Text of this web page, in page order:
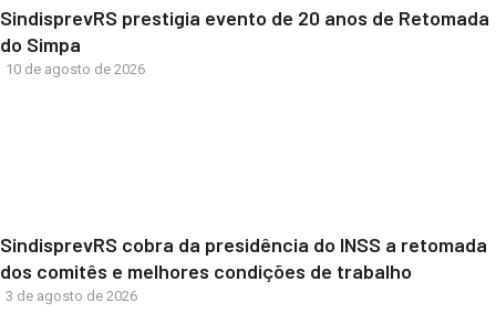
SindisprevRS prestigia evento de 20 anos de Retomada
do Simpa
10 de agosto de 2026
SindisprevRS cobra da presidência do INSS a retomada
dos comitês e melhores condições de trabalho
3 de agosto de 2026